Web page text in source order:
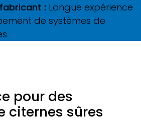
: Longue expérience
de systèmes de
pour des
citernes sûres